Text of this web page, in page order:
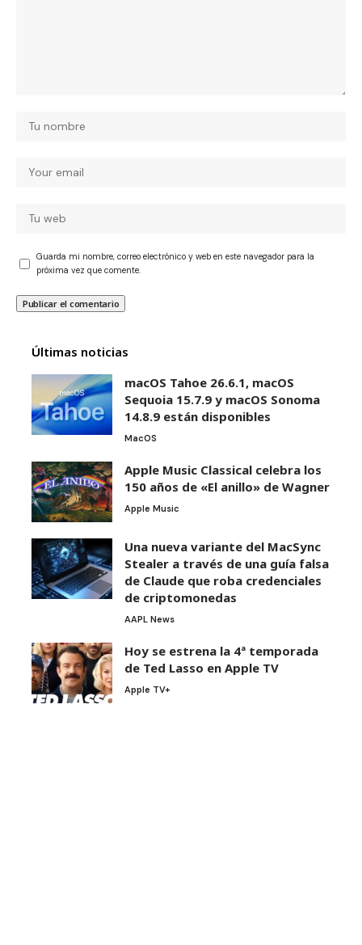
Guarda mi nombre, correo electrónico y web en este navegador para la
próxima vez que comente.
Últimas noticias
macOS Tahoe 26.6.1, macOS
Sequoia 15.7.9 y macOS Sonoma
14.8.9 están disponibles
MacOS
Apple Music Classical celebra los
150 años de «El anillo» de Wagner
Apple Music
Una nueva variante del MacSync
Stealer a través de una guía falsa
de Claude que roba credenciales
de criptomonedas
AAPL News
Hoy se estrena la 4ª temporada
de Ted Lasso en Apple TV
Apple TV+